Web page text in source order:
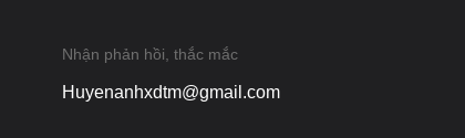
Nhận phản hồi, thắc mắc
Huyenanhxdtm@gmail.com